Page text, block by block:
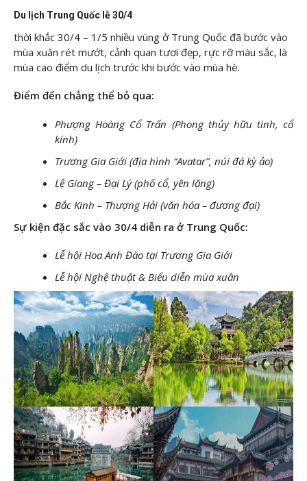
Du lịch Trung Quốc lễ 30/4
thời khắc 30/4 – 1/5 nhiều vùng ở Trung Quốc đã bước vào
mùa xuân rét mướt, cảnh quan tươi đẹp, rực rỡ màu sắc, là
mùa cao điểm du lịch trước khi bước vào mùa hè.
Điểm đến chẳng thể bỏ qua:
Phượng Hoàng Cổ Trấn (Phong thủy hữu tình, cổ
kính)
Trương Gia Giới (địa hình “Avatar”, núi đá kỳ ảo)
Lệ Giang – Đại Lý (phố cổ, yên lặng)
Bắc Kinh – Thượng Hải (văn hóa – đương đại)
Sự kiện đặc sắc vào 30/4 diễn ra ở Trung Quốc:
Lễ hội Hoa Anh Đào tại Trương Gia Giới
Lễ hội Nghệ thuật & Biểu diễn mùa xuân